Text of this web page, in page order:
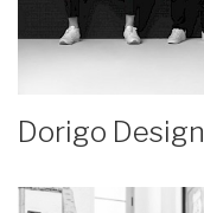
Dorigo Design